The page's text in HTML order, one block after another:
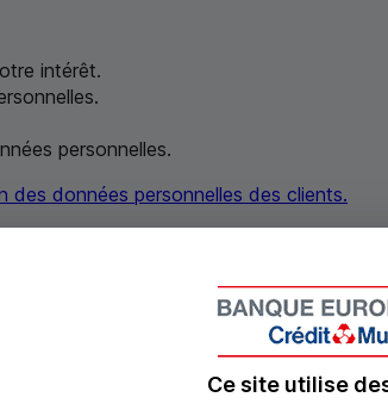
intérêt.
personnelles.
des données personnelles des clients.
personnelles
témoigne, quant à elle, des moyens
et responsable.
personnelles des personnes morales.
Ce site utilise